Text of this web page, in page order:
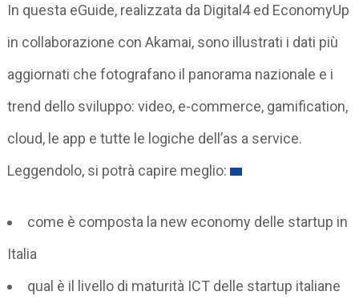
In questa eGuide, realizzata da Digital4 ed EconomyUp
in collaborazione con Akamai, sono illustrati i dati più
aggiornati che fotografano il panorama nazionale e i
trend dello sviluppo: video, e-commerce, gamification,
cloud, le app e tutte le logiche dell’as a service.
Leggendolo, si potrà capire meglio:
come è composta la new economy delle startup in
Italia
qual è il livello di maturità ICT delle startup italiane